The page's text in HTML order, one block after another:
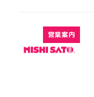
営業案内